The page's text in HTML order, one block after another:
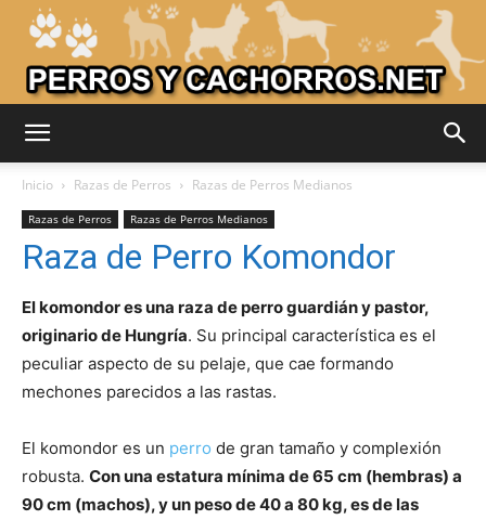
Perros
–
Razas
Inicio Razas de Perros Razas de Perros Medianos
Razas de Perros Razas de Perros Medianos
Raza de Perro Komondor
El komondor es una raza de perro guardián y pastor,
originario de Hungría. Su principal característica es el
peculiar aspecto de su pelaje, que cae formando
mechones parecidos a las rastas.
El komondor es un perro de gran tamaño y complexión
robusta. Con una estatura mínima de 65 cm (hembras) a
90 cm (machos), y un peso de 40 a 80 kg, es de las